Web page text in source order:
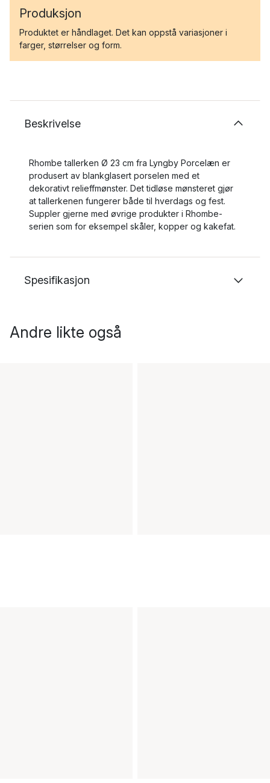
Produksjon
Produktet er håndlaget. Det kan oppstå variasjoner i
farger, størrelser og form.
Beskrivelse
Rhombe tallerken Ø 23 cm fra Lyngby Porcelæn er
produsert av blankglasert porselen med et
dekorativt relieffmønster. Det tidløse mønsteret gjør
at tallerkenen fungerer både til hverdags og fest.
Suppler gjerne med øvrige produkter i Rhombe-
serien som for eksempel skåler, kopper og kakefat.
Spesifikasjon
Andre likte også